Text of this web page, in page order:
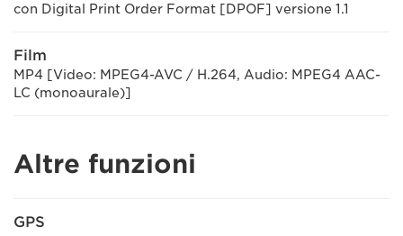
con Digital Print Order Format [DPOF] versione 1.1
Film
MP4 [Video: MPEG4-AVC / H.264, Audio: MPEG4 AAC-
LC (monoaurale)]
Altre funzioni
GPS